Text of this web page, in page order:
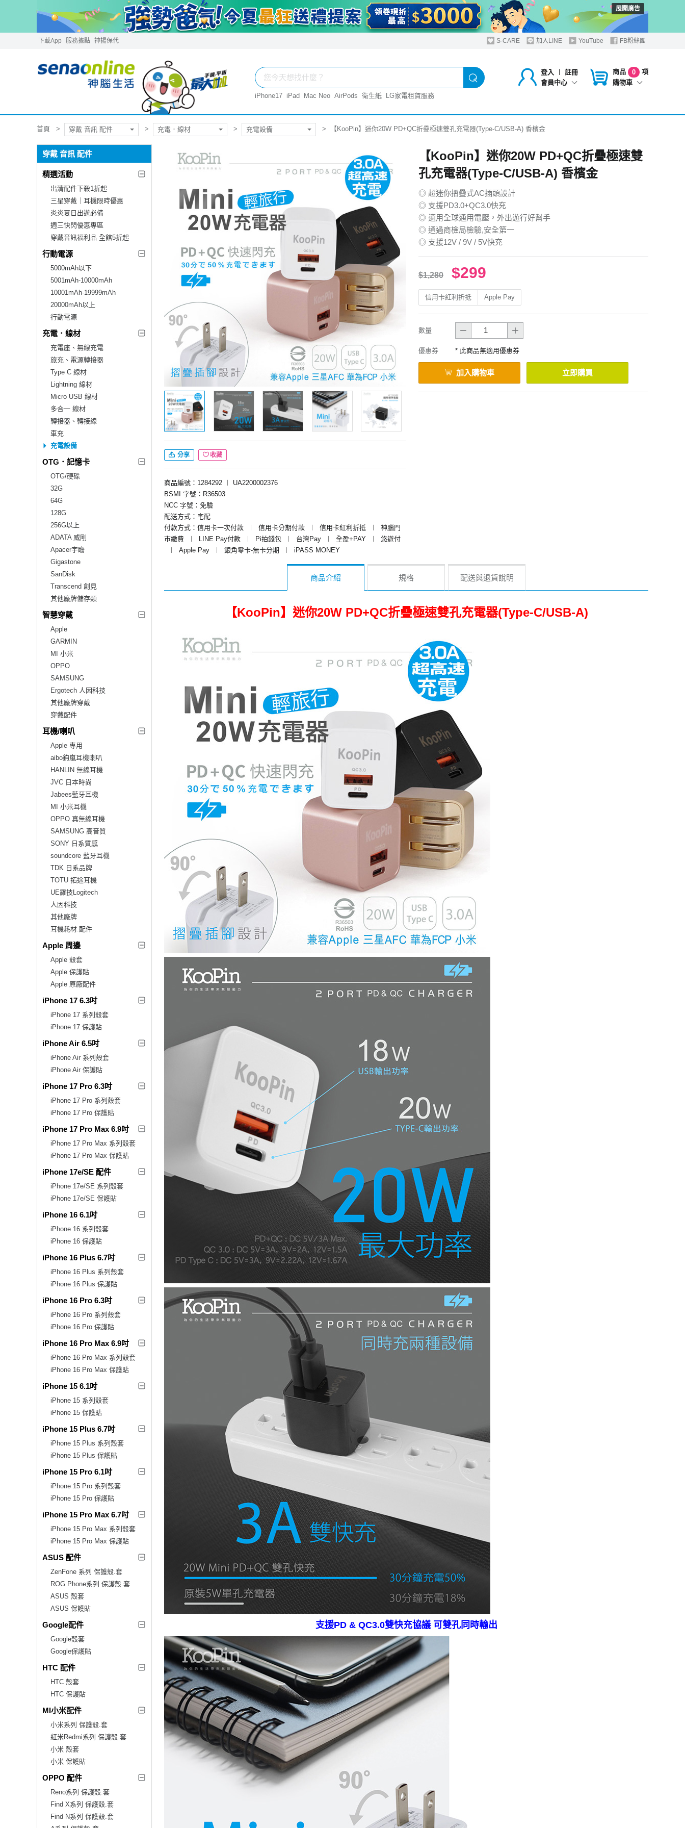
展開廣告
下載App 服務據點 神揚保代 S-CARE 加入LINE YouTube FB粉絲團
登入 ︱
註冊
會員中心
商品 0
項
購物車
iPhone17 iPad Mac Neo AirPods 衛生紙 LG家電租賃服務
首頁 穿戴 音訊 配件 充電．線材 充電設備 【KooPin】迷你20W PD+QC折疊極速雙孔充電器(Type-C/USB-A) 香檳金
穿戴 音訊 配件
精選活動
出清配件下殺1折起
三星穿戴｜耳機限時優惠
炎炎夏日出遊必備
週三快閃優惠專區
穿戴音訊福利品 全館5折起
行動電源
5000mAh以下
5001mAh-10000mAh
10001mAh-19999mAh
20000mAh以上
行動電源
充電．線材
充電座、無線充電
旅充、電源轉接器
Type C 線材
Lightning 線材
Micro USB 線材
多合一 線材
轉接器、轉接線
車充
充電設備
OTG．記憶卡
OTG/硬碟
32G
64G
128G
256G以上
ADATA 威剛
Apacer宇瞻
Gigastone
SanDisk
Transcend 創見
其他廠牌儲存類
智慧穿戴
Apple
GARMIN
MI 小米
OPPO
SAMSUNG
Ergotech 人因科技
其他廠牌穿戴
穿戴配件
耳機/喇叭
Apple 專用
aibo鈞嵐耳機喇叭
HANLIN 無線耳機
JVC 日本時尚
Jabees藍牙耳機
MI 小米耳機
OPPO 真無線耳機
SAMSUNG 高音質
SONY 日系質感
soundcore 藍牙耳機
TDK 日系品牌
TOTU 拓途耳機
UE羅技Logitech
人因科技
其他廠牌
耳機耗材.配件
Apple 周邊
Apple 殼套
Apple 保護貼
Apple 原廠配件
iPhone 17 6.3吋
iPhone 17 系列殼套
iPhone 17 保護貼
iPhone Air 6.5吋
iPhone Air 系列殼套
iPhone Air 保護貼
iPhone 17 Pro 6.3吋
iPhone 17 Pro 系列殼套
iPhone 17 Pro 保護貼
iPhone 17 Pro Max 6.9吋
iPhone 17 Pro Max 系列殼套
iPhone 17 Pro Max 保護貼
iPhone 17e/SE 配件
iPhone 17e/SE 系列殼套
iPhone 17e/SE 保護貼
iPhone 16 6.1吋
iPhone 16 系列殼套
iPhone 16 保護貼
iPhone 16 Plus 6.7吋
iPhone 16 Plus 系列殼套
iPhone 16 Plus 保護貼
iPhone 16 Pro 6.3吋
iPhone 16 Pro 系列殼套
iPhone 16 Pro 保護貼
iPhone 16 Pro Max 6.9吋
iPhone 16 Pro Max 系列殼套
iPhone 16 Pro Max 保護貼
iPhone 15 6.1吋
iPhone 15 系列殼套
iPhone 15 保護貼
iPhone 15 Plus 6.7吋
iPhone 15 Plus 系列殼套
iPhone 15 Plus 保護貼
iPhone 15 Pro 6.1吋
iPhone 15 Pro 系列殼套
iPhone 15 Pro 保護貼
iPhone 15 Pro Max 6.7吋
iPhone 15 Pro Max 系列殼套
iPhone 15 Pro Max 保護貼
ASUS 配件
ZenFone 系列 保護殼.套
ROG Phone系列 保護殼.套
ASUS 殼套
ASUS 保護貼
Google配件
Google殼套
Google保護貼
HTC 配件
HTC 殼套
HTC 保護貼
MI小米配件
小米系列 保護殼.套
紅米Redmi系列 保護殼.套
小米 殼套
小米 保護貼
OPPO 配件
Reno系列 保護殼.套
Find X系列 保護殼.套
Find N系列 保護殼.套
分享 收藏
商品編號：1284292 ︱
UA2200002376
BSMI 字號：R36503
NCC 字號：免驗
配送方式：宅配
付款方式：信用卡一次付款
︱ 信用卡分期付款 ︱ 信用卡紅利折抵 ︱
神腦門
市繳費
︱ LINE Pay付款 ︱ Pi拍錢包 ︱ 台灣Pay ︱ 全盈+PAY ︱
悠遊付
︱
Apple Pay ︱ 銀角零卡-無卡分期 ︱ iPASS MONEY
【KooPin】迷你20W PD+QC折疊極速雙
孔充電器(Type-C/USB-A) 香檳金
◎ 超迷你摺疊式AC插頭設計
◎ 支援PD3.0+QC3.0快充
◎ 適用全球通用電壓，外出遊行好幫手
◎ 通過商檢局檢驗,安全第一
◎ 支援12V / 9V / 5V快充
$1,280 $299
信用卡紅利折抵 Apple Pay
數量
優惠券 * 此商品無適用優惠券
加入購物車 立即購買
商品介紹 規格 配送與退貨說明
【KooPin】迷你20W PD+QC折疊極速雙孔充電器(Type-C/USB-A)
支援PD & QC3.0雙快充協議 可雙孔同時輸出